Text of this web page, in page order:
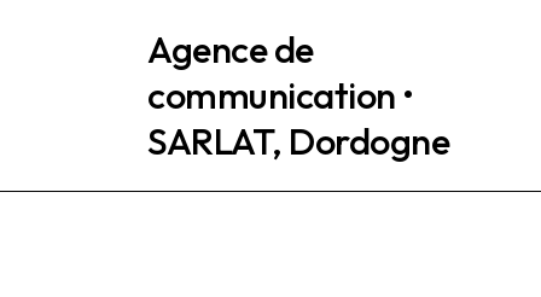
Agence de
communication •
SARLAT, Dordogne